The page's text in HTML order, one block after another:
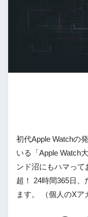
初代Apple Watchの
いる「Apple Watch
ンド沼にもハマっ
超！ 24時間365日、
ます。 （個人のX